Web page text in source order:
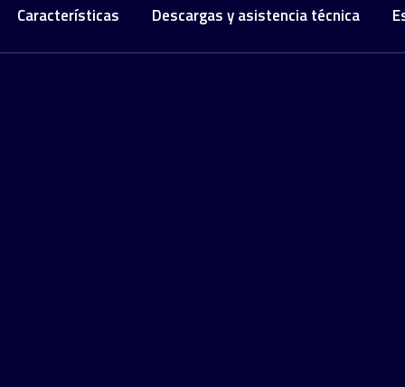
Características Descargas y asistencia técnica